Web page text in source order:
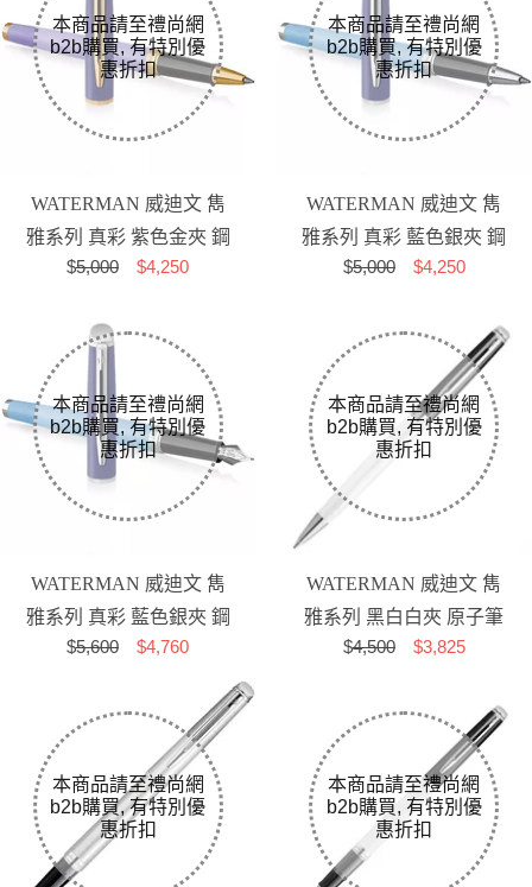
WATERMAN 威迪文 雋
雅系列 真彩 紫色金夾 鋼
珠筆
$5,000 $4,250
WATERMAN 威迪文 雋
雅系列 真彩 藍色銀夾 鋼
珠筆
$5,000$4,250
WATERMAN 威迪文 雋
雅系列 真彩 藍色銀夾 鋼
筆
$5,600 $4,760
WATERMAN 威迪文 雋
雅系列 黑白白夾 原子筆
(HEMISPHERE)
$4,500$3,825